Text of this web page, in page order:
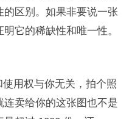
的区别。如果非要说一张
它的稀缺性和唯一性。
用权与你无关，拍个照
连卖给你的这张图也不是